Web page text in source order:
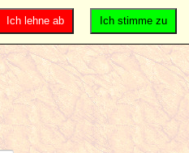
Ich stimme zu
Ich lehne ab